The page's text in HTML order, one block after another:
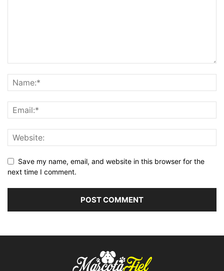
Save my name, email, and website in this browser for the
next time I comment.